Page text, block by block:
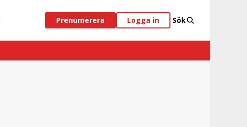
Prenumerera Logga in Sök